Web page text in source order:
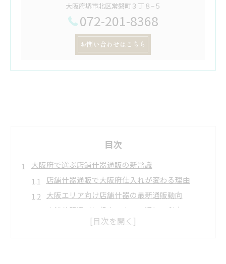
大阪府堺市北区常磐町３丁８−５
072-201-8368
お問い合わせはこちら
目次
大阪府で選ぶ店舗什器通販の新常識
店舗什器通販で大阪府仕入れが変わる理由
大阪エリア向け店舗什器の最新通販動向
店舗什器選びに役立つネット通販の利点
大阪府店舗什器の品揃え比較と選定ポイント